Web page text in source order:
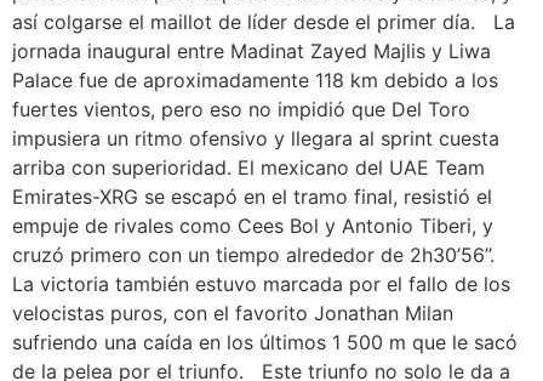
así colgarse el maillot de líder desde el primer día. La
jornada inaugural entre Madinat Zayed Majlis y Liwa
Palace fue de aproximadamente 118 km debido a los
fuertes vientos, pero eso no impidió que Del Toro
impusiera un ritmo ofensivo y llegara al sprint cuesta
arriba con superioridad. El mexicano del UAE Team
Emirates-XRG se escapó en el tramo final, resistió el
empuje de rivales como Cees Bol y Antonio Tiberi, y
cruzó primero con un tiempo alrededor de 2h30’56’’.
La victoria también estuvo marcada por el fallo de los
velocistas puros, con el favorito Jonathan Milan
sufriendo una caída en los últimos 1 500 m que le sacó
de la pelea por el triunfo. Este triunfo no solo le da a